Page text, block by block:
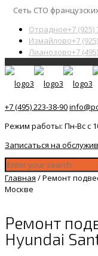
Сеть СТО
Отрадное+7 (925)
Измайлово+7
Лианозово+7
+7 (495) 223-38-90
Режим работы: Пн-Вс с
Записаться на
Главная /Ремонт
Москве
Ремонт
Hyundai